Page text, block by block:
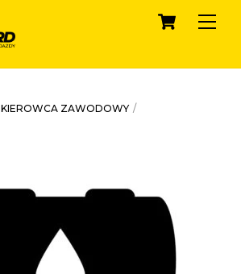
Cart
KIEROWCA ZAWODOWY